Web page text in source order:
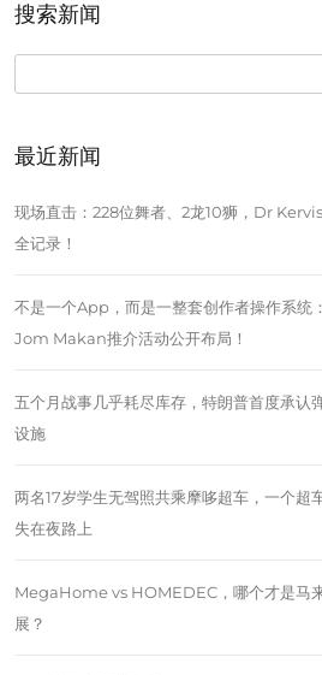
搜索新闻
最近新闻
现场直击：228位舞者、2龙10狮，Dr
全记录！
不是一个App，而是一整套创作者操作系统
Jom Makan推介活动公开布局！
五个月战事几乎耗尽库存，特朗普首度承认
设施
两名17岁学生无驾照共乘摩哆超车，一个超
失在夜路上
MegaHome vs HOMEDEC，哪个才是马
展？